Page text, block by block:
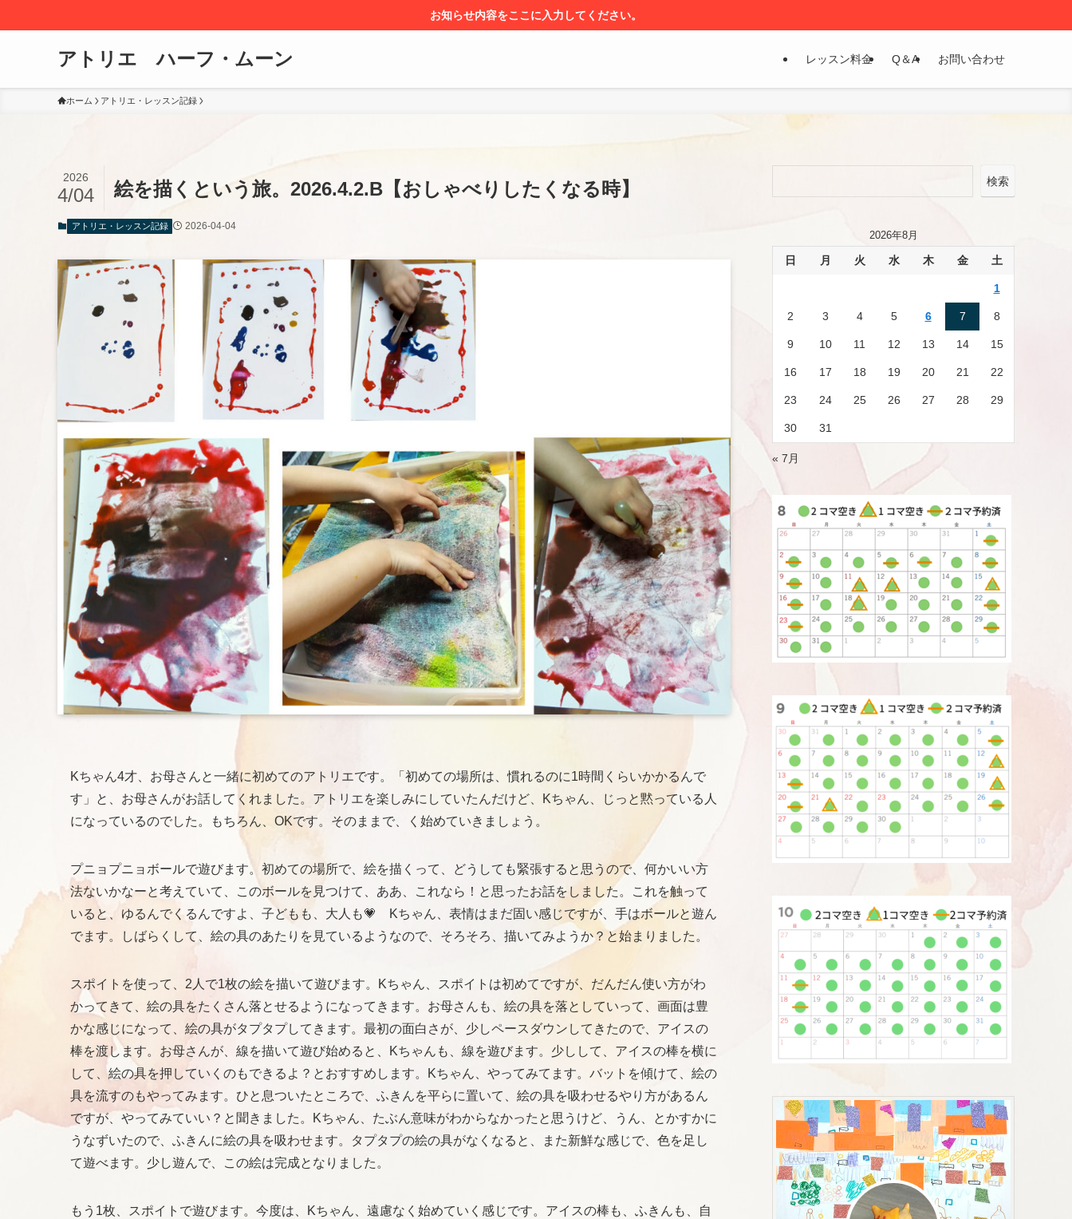
お知らせ内容をここに入力してください。
アトリエ ハーフ・ムーン レッスン料金 Q＆A お問い合わせ
ホーム アトリエ・レッスン記録
絵を描くという旅。2026.4.2.B【おしゃべりしたくなる時】
2026
4/04
アトリエ・レッスン記録 2026-04-04
Kちゃん4才、お母さんと一緒に初めてのアトリエです。「初めての場所は、慣れるのに1時間くらいかかるんで
す」と、お母さんがお話してくれました。アトリエを楽しみにしていたんだけど、Kちゃん、じっと黙っている人
になっているのでした。もちろん、OKです。そのままで、く始めていきましょう。
プニョプニョボールで遊びます。初めての場所で、絵を描くって、どうしても緊張すると思うので、何かいい方
法ないかなーと考えていて、このボールを見つけて、ああ、これなら！と思ったお話をしました。これを触って
いると、ゆるんでくるんですよ、子どもも、大人も💗 Kちゃん、表情はまだ固い感じですが、手はボールと遊ん
でます。しばらくして、絵の具のあたりを見ているようなので、そろそろ、描いてみようか？と始まりました。
スポイトを使って、2人で1枚の絵を描いて遊びます。Kちゃん、スポイトは初めてですが、だんだん使い方がわ
かってきて、絵の具をたくさん落とせるようになってきます。お母さんも、絵の具を落としていって、画面は豊
かな感じになって、絵の具がタプタプしてきます。最初の面白さが、少しペースダウンしてきたので、アイスの
棒を渡します。お母さんが、線を描いて遊び始めると、Kちゃんも、線を遊びます。少しして、アイスの棒を横に
して、絵の具を押していくのもできるよ？とおすすめします。Kちゃん、やってみてます。バットを傾けて、絵の
具を流すのもやってみます。ひと息ついたところで、ふきんを平らに置いて、絵の具を吸わせるやり方があるん
ですが、やってみていい？と聞きました。Kちゃん、たぶん意味がわからなかったと思うけど、うん、とかすかに
うなずいたので、ふきんに絵の具を吸わせます。タプタプの絵の具がなくなると、また新鮮な感じで、色を足し
て遊べます。少し遊んで、この絵は完成となりました。
もう1枚、スポイトで遊びます。今度は、Kちゃん、遠慮なく始めていく感じです。アイスの棒も、ふきんも、自
検索
2026年8月
日 月 火 水 木 金 土
1
2 3 4 5 6 7 8
9 10 11 12 13 14 15
16 17 18 19 20 21 22
23 24 25 26 27 28 29
30 31
« 7月